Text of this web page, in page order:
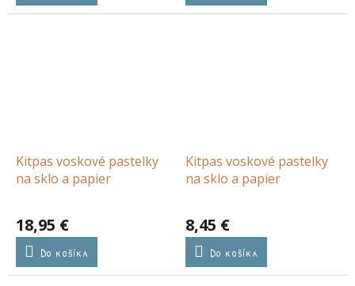
Kitpas voskové pastelky
na sklo a papier
18,95 €
Do košíka
Kitpas voskové pastelky
na sklo a papier
8,45 €
Do košíka